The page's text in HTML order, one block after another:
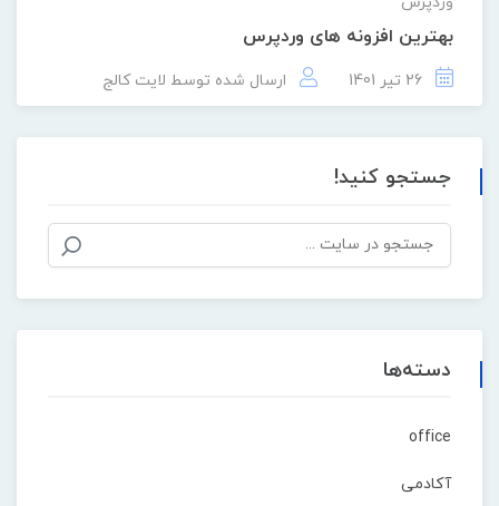
بهترین افزونه های وردپرس
ارسال شده توسط لایت کالج
جستجو کنید!
دسته‌ها
office
آکادمی